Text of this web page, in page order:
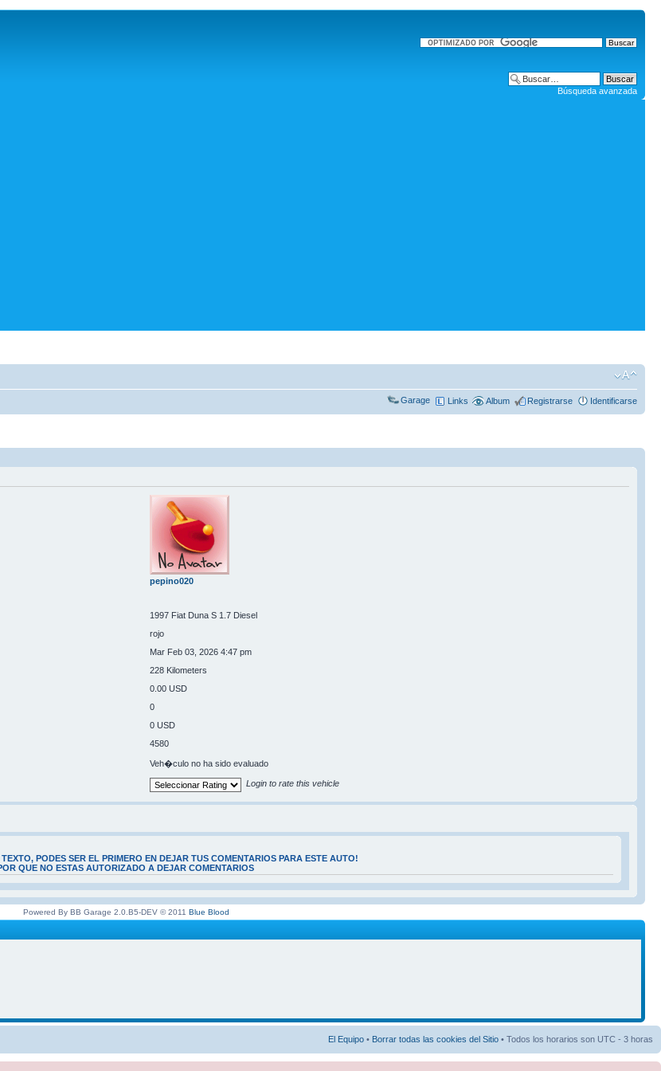
Búsqueda avanzada
Garage Links Album Registrarse Identificarse
pepino020
1997 Fiat Duna S 1.7 Diesel
rojo
Mar Feb 03, 2026 4:47 pm
228 Kilometers
0.00 USD
0
0 USD
4580
Veh�culo no ha sido evaluado
Login to rate this vehicle
PODES SER EL PRIMERO EN DEJAR TUS COMENTARIOS PARA ESTE AUTO!
QUE NO ESTAS AUTORIZADO A DEJAR COMENTARIOS
Powered By BB Garage 2.0.B5-DEV © 2011 Blue Blood
El Equipo • Borrar todas las cookies del Sitio • Todos los horarios son UTC - 3 horas